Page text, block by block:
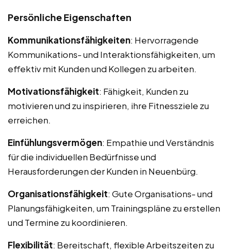
Persönliche Eigenschaften
Kommunikationsfähigkeiten: Hervorragende
Kommunikations- und Interaktionsfähigkeiten, um
effektiv mit Kunden und Kollegen zu arbeiten.
Motivationsfähigkeit: Fähigkeit, Kunden zu
motivieren und zu inspirieren, ihre Fitnessziele zu
erreichen.
Einfühlungsvermögen: Empathie und Verständnis
für die individuellen Bedürfnisse und
Herausforderungen der Kunden in Neuenbürg.
Organisationsfähigkeit: Gute Organisations- und
Planungsfähigkeiten, um Trainingspläne zu erstellen
und Termine zu koordinieren.
Flexibilität: Bereitschaft, flexible Arbeitszeiten zu